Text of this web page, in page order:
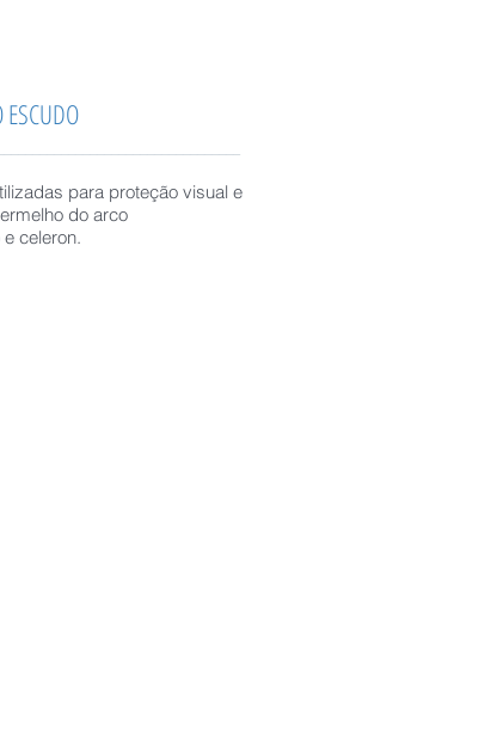
ESCUDO
para proteção visual e
do arco
celeron.